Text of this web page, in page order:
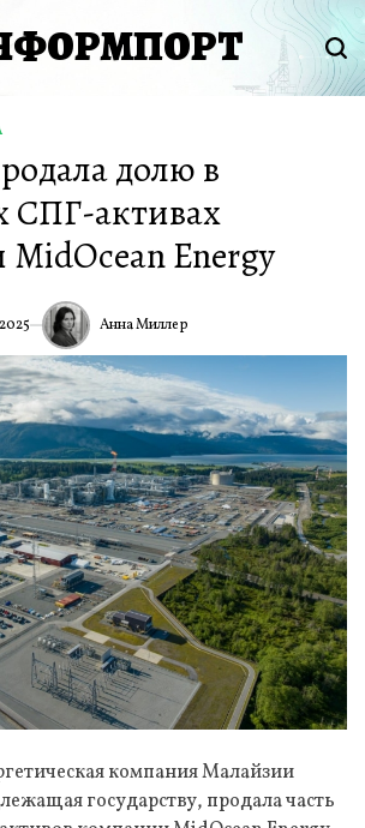
долю в
СПГ-активах
Energy
ИА Анна Миллер
компания Малайзии
государству, продала часть